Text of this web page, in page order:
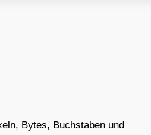
Bytes, Buchstaben und